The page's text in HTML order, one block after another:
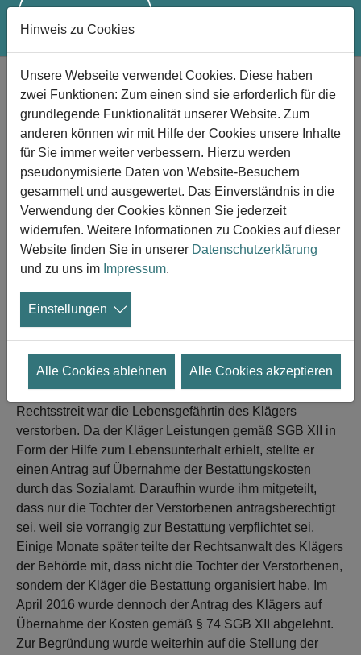
Sozialbestattung: Kein Ausschluss
durch Verweis auf vorrangig
Bestattungspflichtige
Urteil des Landessozialgerichts Mecklenburg-
Vorpommern
19.02.2025
Das Landessozialgericht (LSG)
Mecklenburg-Vorpommern hat im
dass einem Anspruchsberechtigten auf
auf vorrangig Bestattungspflichtige die beantragte
Im vom LSG Mecklenburg-Vorpommern entschiedenen
Rechtsstreit war die Lebensgefährtin des Klägers
verstorben. Da der Kläger Leistungen gemäß SGB XII in
Form der Hilfe zum Lebensunterhalt erhielt, stellte er
einen Antrag auf Übernahme der Bestattungskosten
durch das Sozialamt. Daraufhin wurde ihm mitgeteilt,
dass nur die Tochter der Verstorbenen antragsberechtigt
sei, weil sie vorrangig zur Bestattung verpflichtet sei.
Einige Monate später teilte der Rechtsanwalt des Klägers
der Behörde mit, dass nicht die Tochter der Verstorbenen,
sondern der Kläger die Bestattung organisiert habe. Im
April 2016 wurde dennoch der Antrag des Klägers auf
Übernahme der Kosten gemäß § 74 SGB XII abgelehnt.
Zur Begründung wurde weiterhin auf die Stellung der
Hinweis zu Cookies
Unsere Webseite verwendet Cookies. Diese haben
zwei Funktionen: Zum einen sind sie erforderlich für die
grundlegende Funktionalität unserer Website. Zum
anderen können wir mit Hilfe der Cookies unsere Inhalte
für Sie immer weiter verbessern. Hierzu werden
pseudonymisierte Daten von Website-Besuchern
gesammelt und ausgewertet. Das Einverständnis in die
Verwendung der Cookies können Sie jederzeit
widerrufen. Weitere Informationen zu Cookies auf dieser
Website finden Sie in unserer Datenschutzerklärung
und zu uns im Impressum.
Einstellungen
Alle Cookies ablehnen Alle Cookies akzeptieren